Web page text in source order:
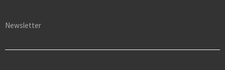
Newsletter